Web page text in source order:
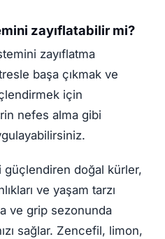
zayıflatabilir mi?
zayıflatma
başa çıkmak ve
için
nefes alma gibi
güçlendiren doğal kürler,
ve yaşam tarzı
ve grip sezonunda
sağlar. Zencefil, limon,